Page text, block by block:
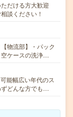
だける方大歓迎
談ください！
物流部】・パック
空ケースの洗浄…
能幅広い年代のス
ずどんな方でも…